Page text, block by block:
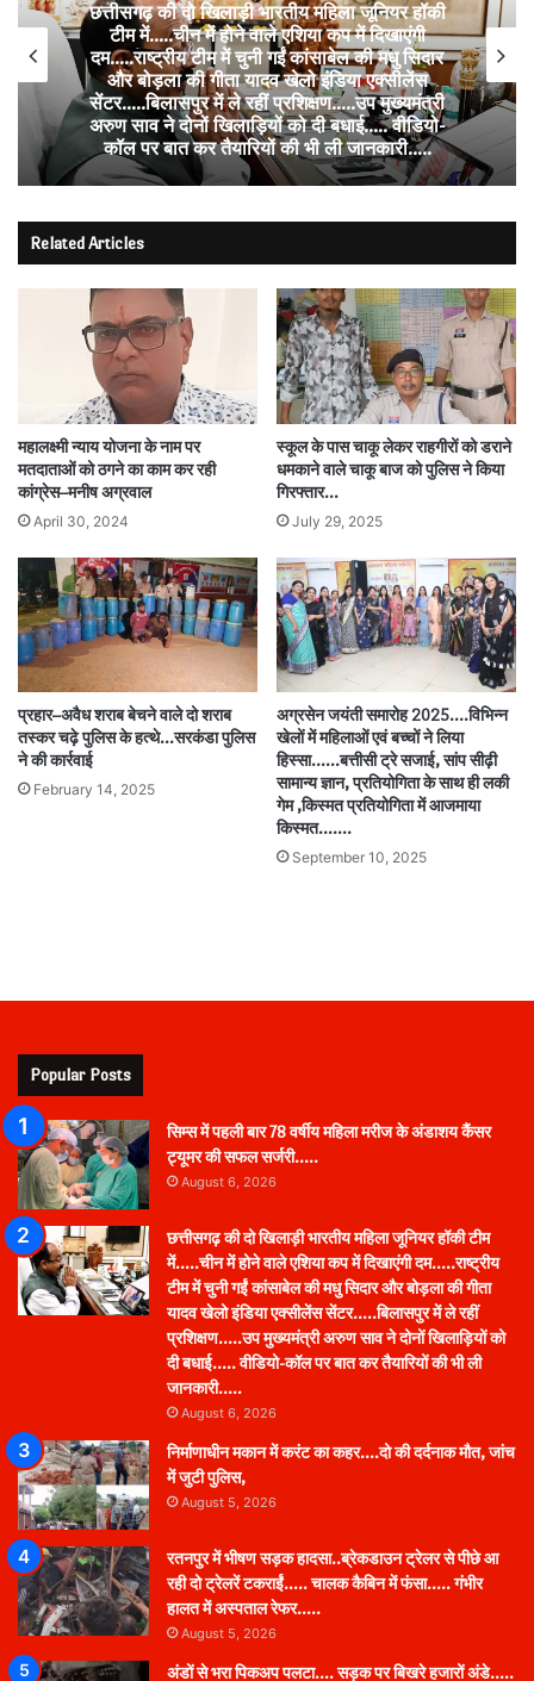
छत्तीसगढ़ की दो खिलाड़ी भारतीय महिला जूनियर हॉकी
टीम में…..चीन में होने वाले एशिया कप में दिखाएंगी
दम…..राष्ट्रीय टीम में चुनी गईं कांसाबेल की मधु सिदार
और बोड़ला की गीता यादव खेलो इंडिया एक्सीलेंस
सेंटर…..बिलासपुर में ले रहीं प्रशिक्षण…..उप मुख्यमंत्री
अरुण साव ने दोनों खिलाड़ियों को दी बधाई….. वीडियो-
कॉल पर बात कर तैयारियों की भी ली जानकारी…..
Related Articles
महालक्ष्मी न्याय योजना के नाम पर
मतदाताओं को ठगने का काम कर रही
कांग्रेस–मनीष अग्रवाल
April 30, 2024
स्कूल के पास चाकू लेकर राहगीरों को डराने
धमकाने वाले चाकू बाज को पुलिस ने किया
गिरफ्तार…
July 29, 2025
प्रहार–अवैध शराब बेचने वाले दो शराब
तस्कर चढ़े पुलिस के हत्थे…सरकंडा पुलिस
ने की कार्रवाई
February 14, 2025
अग्रसेन जयंती समारोह 2025….विभिन्न
खेलों में महिलाओं एवं बच्चों ने लिया
हिस्सा……बत्तीसी ट्रे सजाई, सांप सीढ़ी
सामान्य ज्ञान, प्रतियोगिता के साथ ही लकी
गेम ,किस्मत प्रतियोगिता में आजमाया
किस्मत…….
September 10, 2025
Popular Posts
सिम्स में पहली बार 78 वर्षीय महिला मरीज के अंडाशय कैंसर
ट्यूमर की सफल सर्जरी…..
August 6, 2026
छत्तीसगढ़ की दो खिलाड़ी भारतीय महिला जूनियर हॉकी टीम
में…..चीन में होने वाले एशिया कप में दिखाएंगी दम…..राष्ट्रीय
टीम में चुनी गईं कांसाबेल की मधु सिदार और बोड़ला की गीता
यादव खेलो इंडिया एक्सीलेंस सेंटर…..बिलासपुर में ले रहीं
प्रशिक्षण…..उप मुख्यमंत्री अरुण साव ने दोनों खिलाड़ियों को
दी बधाई….. वीडियो-कॉल पर बात कर तैयारियों की भी ली
जानकारी…..
August 6, 2026
निर्माणाधीन मकान में करंट का कहर….दो की दर्दनाक मौत, जांच
में जुटी पुलिस,
August 5, 2026
रतनपुर में भीषण सड़क हादसा..ब्रेकडाउन ट्रेलर से पीछे आ
रही दो ट्रेलरें टकराईं….. चालक कैबिन में फंसा….. गंभीर
हालत में अस्पताल रेफर…..
August 5, 2026
अंडों से भरा पिकअप पलटा…. सड़क पर बिखरे हजारों अंडे…..